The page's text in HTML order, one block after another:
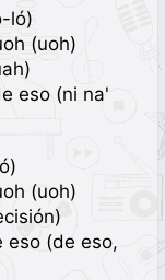
ló)
(uoh)
eso (ni na'
(uoh)
eso (de eso,